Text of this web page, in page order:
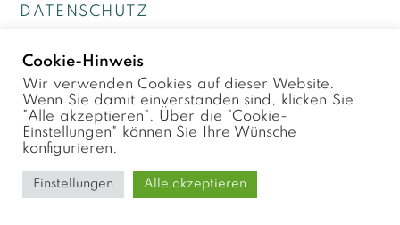
© 2026 Kunsthaus Müllers · Galerie für Kunst
der Gegenwart
DATENSCHUTZ
Cookie-Hinweis
Wir verwenden Cookies auf dieser Website.
Wenn Sie damit einverstanden sind, klicken Sie
"Alle akzeptieren". Über die "Cookie-
Einstellungen" können Sie Ihre Wünsche
konfigurieren.
Einstellungen Alle akzeptieren